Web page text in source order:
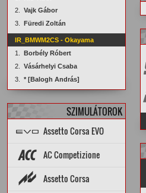
2. Vajk Gábor
3. Füredi Zoltán
IR_BMWM2CS - Okayama
1. Borbély Róbert
2. Vásárhelyi Csaba
3. * [Balogh András]
SZIMULÁTOROK
Assetto Corsa EVO
AC Competizione
Topik
PÁLYA REKORDOK
AUTÓK
Assetto Corsa